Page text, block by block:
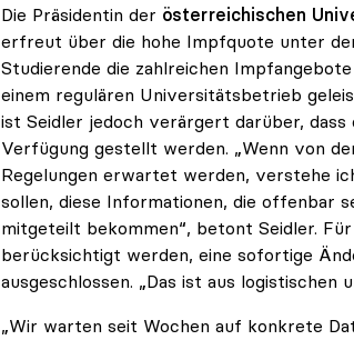
Die Präsidentin der österreichischen
erfreut über die hohe Impfquote unter
Studierende die zahlreichen
einem regulären Universitätsbetrieb
ist Seidler jedoch verärgert darüber,
Verfügung gestellt werden. „Wenn von
Regelungen erwartet werden, verstehe
sollen, diese Informationen, die offenbar
mitgeteilt bekommen“, betont Seidler.
berücksichtigt werden, eine sofortige
ausgeschlossen. „Das ist aus
„Wir warten seit Wochen auf konkrete